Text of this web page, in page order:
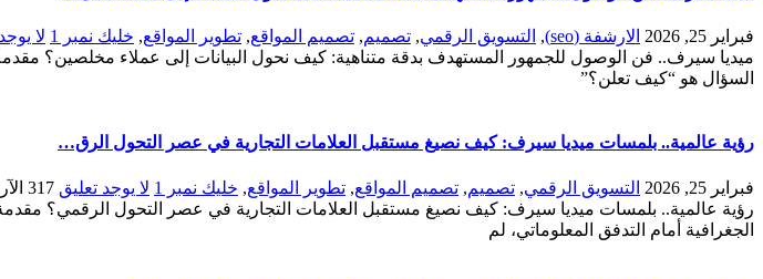
فبراير 25, 2026 الارشفة (seo) , التسويق الرقمي, تصميم, تصميم المواقع, تطوير المواقع, خليك نمبر 1 لا
ميديا سيرف.. فن الوصول للجمهور المستهدف بدقة متناهية: كيف نحول البيانات إلى عملاء مخلصين؟
السؤال هو “كيف تعلن؟”
رؤية عالمية.. بلمسات ميديا سيرف: كيف نصيغ مستقبل العلامات التجارية في عصر التحول الرق…
فبراير 25, 2026 التسويق الرقمي, تصميم, تصميم المواقع, تطوير المواقع, خليك نمبر 1 لا يوجد تعليق 317
رؤية عالمية.. بلمسات ميديا سيرف: كيف نصيغ مستقبل العلامات التجارية في عصر التحول الرقمي؟ مقدمة:
الجغرافية أمام التدفق المعلوماتي، لم